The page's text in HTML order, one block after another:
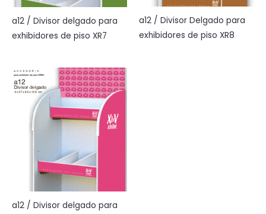
a12 / Divisor delgado para
exhibidores de piso XR7
a12 / Divisor Delgado para
exhibidores de piso XR8
a12 / Divisor delgado para